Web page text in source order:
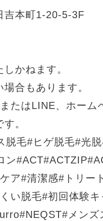
吉本町1-20-5-3F
かねます。
合もあります。
たはLINE、ホーム
。
脱毛#ヒゲ脱毛#光
ン
ア#清潔感#トリー
い脱毛#初回体験
メンズ